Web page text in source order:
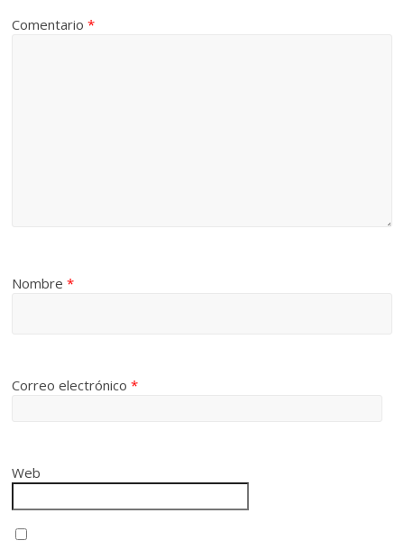
Comentario*
Nombre*
Correo electrónico*
Web